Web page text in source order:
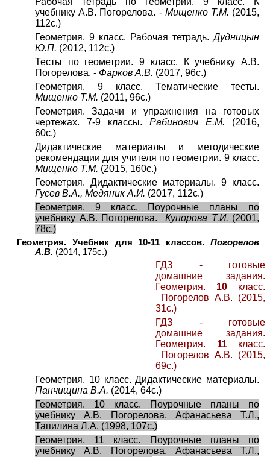
учебнику А.В. Погорелова. - Мищенко Т.М. (2015,
112с.)
Геометрия. 9 класс. Рабочая тетрадь.Дудницын
Ю.П. (2012, 112с.)
Тесты по геометрии. 9 класс. К учебнику А.В.
Погорелова. - Фарков А.В. (2017, 96с.)
Геометрия. 9 класс. Тематические тесты.
Мищенко Т.М. (2011, 96с.)
Геометрия. Задачи и упражнения на готовых
чертежах. 7-9 классы. Рабинович Е.М. (2016,
60с.)
Дидактические материалы и методические
рекомендации для учителя по геометрии. 9 класс.
Мищенко Т.М. (2015, 160с.)
Геометрия. Дидактические материалы. 9 класс.
Гусев В.А., Медяник А.И. (2017, 112с.)
Геометрия. 9 класс. Поурочные планы по
учебнику А.В. Погорелова. Купорова Т.И. (2001,
78с.)
Геометрия. Учебник для 10-11 классов. Погорелов
А.В. (2014, 175с.)
ГДЗ - готовые
домашние задания.
Геометрия. 10 класс.
Погорелов А.В. (2015,
31с.)
ГДЗ - готовые
домашние задания.
Геометрия. 11класс.
Погорелов А.В. (2015,
69с.)
Геометрия. 10 класс. Дидактические материалы.
Панчищина В.А. (2014, 64с.)
Геометрия. 10 класс. Поурочные планы по
учебнику А.В. Погорелова. Афанасьева Т.Л.,
Тапилина Л.А. (1998, 107с.)
Геометрия. 11 класс. Поурочные планы по
учебнику А.В. Погорелова. Афанасьева Т.Л.,